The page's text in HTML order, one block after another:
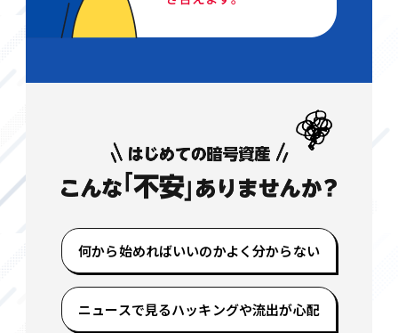
何から始めればいいのかよく分からない
ニュースで見るハッキングや流出が心配